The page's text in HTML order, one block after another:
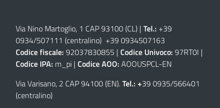
Via Nino Martoglio, 1 CAP 93100 (CL) | Tel.: +39
0934/507111 (centralino) +39 0934507163
Codice fiscale: 92037830855 | Codice Univoco: 97RT0I |
Codice IPA: m_pi | Codice AOO: AOOUSPCL-EN
Via Varisano, 2 CAP 94100 (EN).Tel.: +39 0935/566401
(centralino)